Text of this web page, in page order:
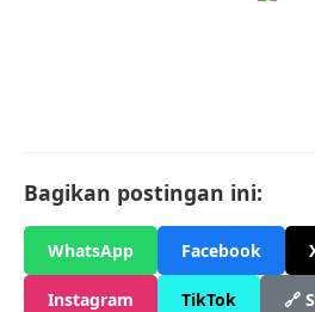
Bagikan postingan ini:
WhatsApp Facebook
Instagram TikTok 🔗